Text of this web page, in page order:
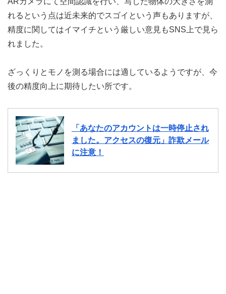
れるという点は近未来的でスゴイという声もありますが、
精度に関してはイマイチという厳しい意見もSNS上で見ら
れました。
ざっくりとモノを測る場合には適しているようですが、今
後の精度向上に期待したい所です。
「あなたのアカウントは一時停止され
ました。アクセスの復元」詐欺メール
に注意！